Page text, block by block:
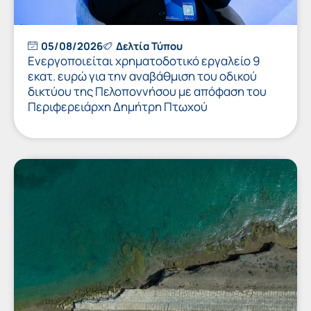
05/08/2026 Δελτία Τύπου
Ενεργοποιείται χρηματοδοτικό εργαλείο 9
εκατ. ευρώ για την αναβάθμιση του οδικού
δικτύου της Πελοποννήσου με απόφαση του
Περιφερειάρχη Δημήτρη Πτωχού